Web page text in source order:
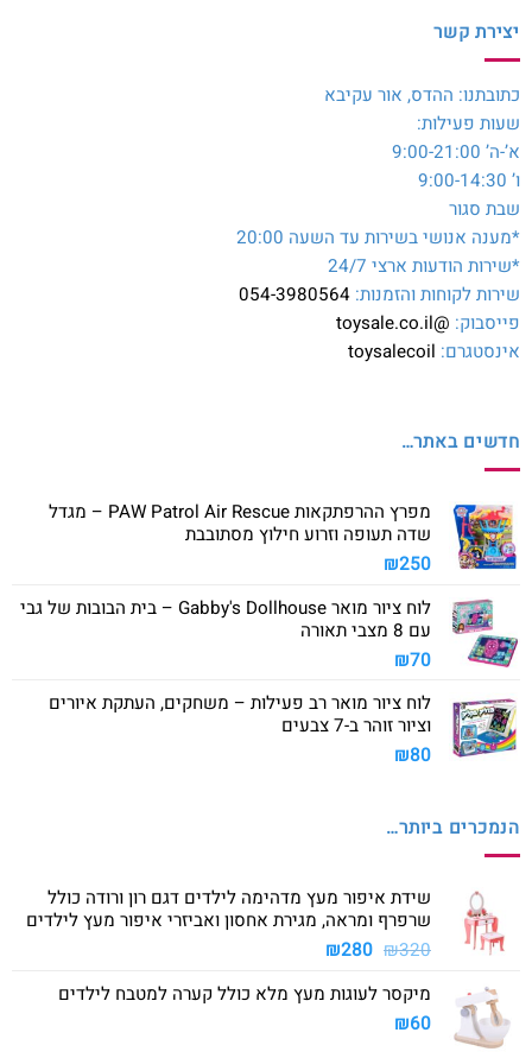
יצירת קשר
כתובתנו: ההדס, אור עקיבא
שעות פעילות:
א’-ה’ 9:00-21:00
ו’ 9:00-14:30
שבת סגור
*מענה אנושי בשירות עד השעה 20:00
*שירות הודעות ארצי 24/7
שירות לקוחות והזמנות: 054-3980564
פייסבוק: @toysale.co.il
אינסטגרם: toysalecoil
חדשים באתר…
מפרץ ההרפתקאות PAW Patrol Air Rescue – מגדל
שדה תעופה וזרוע חילוץ מסתובבת
₪250
לוח ציור מואר Gabby's Dollhouse – בית הבובות של גבי
עם 8 מצבי תאורה
₪70
לוח ציור מואר רב פעילות – משחקים, העתקת איורים
וציור זוהר ב-7 צבעים
₪80
הנמכרים ביותר…
שידת איפור מעץ מדהימה לילדים דגם רון ורודה כולל
שרפרף ומראה, מגירת אחסון ואביזרי איפור מעץ לילדים
₪320
המחיר
היה:
₪280 המחיר
הוא:
מיקסר לעוגות מעץ מלא כולל קערה למטבח לילדים
₪60